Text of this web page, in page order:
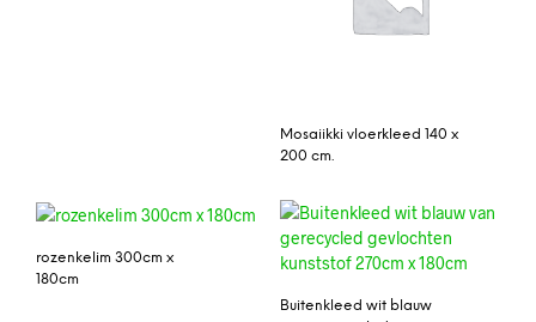
Mosaiikki vloerkleed 140 x
200 cm.
rozenkelim 300cm x
180cm
Buitenkleed wit blauw